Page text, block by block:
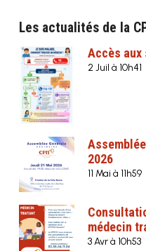
Les actualités de la
Accès aux
2 Juil à 10h41
2026
11 Mai à 11h59
médecin
3 Avr à 10h53